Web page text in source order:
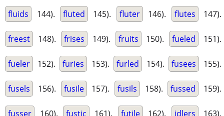
fluids 144). fluted 145). fluter 146). flutes 147).
freest 148). frises 149). fruits 150). fueled 151).
fueler 152). furies 153). furled 154). fusees 155).
fusels 156). fusile 157). fusils 158). fussed 159).
fusser 160). fustic 161). futile 162). idlers 163).